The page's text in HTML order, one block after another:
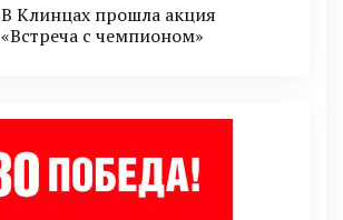
В Клинцах прошла акция
«Встреча с чемпионом»